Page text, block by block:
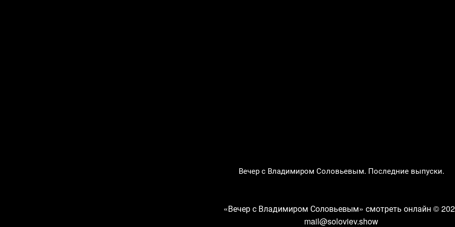
Вечер с Владимиром Соловьевым. Последние выпуски.
«Вечер с Владимиром Соловьевым» смотреть онлайн ©
mail@soloviev.show